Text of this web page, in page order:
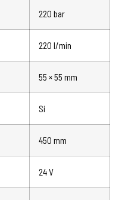
220 bar
220 l/min
55 × 55 mm
Sí
450 mm
24 V